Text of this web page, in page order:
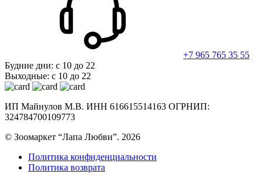
+7 965 765 35 55
Будние дни: с 10 до 22
Выходные: с 10 до 22
ИП Майнулов М.В. ИНН 616615514163 ОГРНИП:
324784700109773
© Зоомаркет “Лапа Любви”. 2026
Политика конфиденциальности
Политика возврата